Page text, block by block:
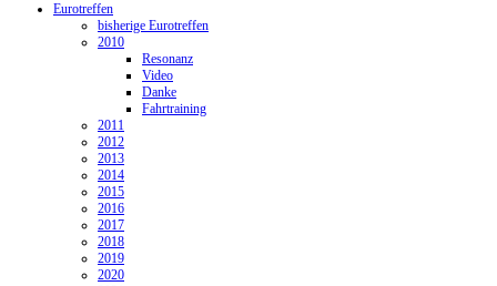
Eurotreffen
bisherige Eurotreffen
2010
Resonanz
Video
Danke
Fahrtraining
2011
2012
2013
2014
2015
2016
2017
2018
2019
2020